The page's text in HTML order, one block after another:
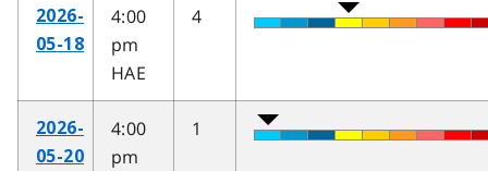
2026-
05-18
4:00
pm
HAE
4
2026-
05-20
4:00
pm
1